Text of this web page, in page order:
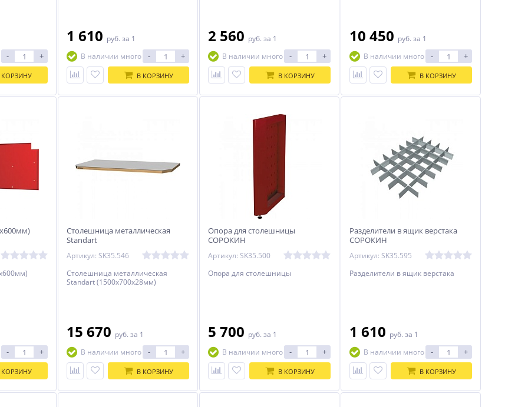
-5% % %
- +
КОРЗИНУ
1 610 руб. за 1
В наличии много
- +
В КОРЗИНУ
2 560 руб. за 1
В наличии много
- +
В КОРЗИНУ
10 450 руб. за 1
В наличии много
- +
В КОРЗИНУ
- +
КОРЗИНУ
Столешница металлическая
Standart
(1500х700х28мм)СОРОКИН
Артикул: SK35.546
Столешница металлическая
Standart (1500х700х28мм)
15 670 руб. за 1
В наличии много
- +
В КОРЗИНУ
Опора для столешницы
СОРОКИН
Артикул: SK35.500
Опора для столешницы
5 700 руб. за 1
В наличии много
- +
В КОРЗИНУ
Разделители в ящик верстака
СОРОКИН
Артикул: SK35.595
Разделители в ящик верстака
1 610 руб. за 1
В наличии много
- +
В КОРЗИНУ